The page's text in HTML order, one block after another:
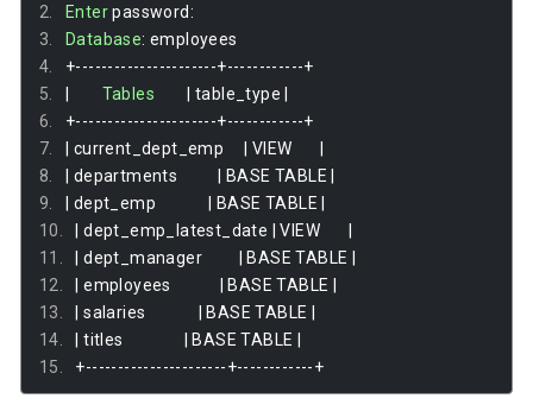
Enter password:
Database: employees
+----------------------+------------+
|
Tables | table_type |
+----------------------+------------+
| current_dept_emp | VIEW |
| departments | BASE TABLE |
| dept_emp | BASE TABLE |
| dept_emp_latest_date | VIEW |
| dept_manager | BASE TABLE |
| employees | BASE TABLE |
| salaries | BASE TABLE |
| titles | BASE TABLE |
+----------------------+------------+